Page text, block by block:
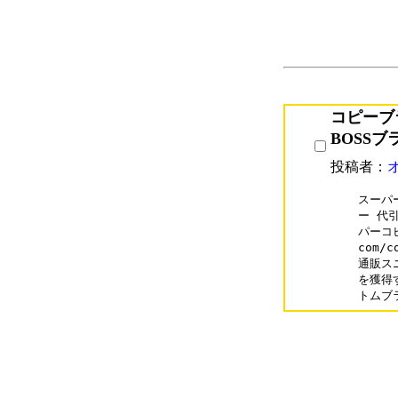
コピー
BOSSブ
投稿者：
スー
ー 代
パーコ
com/
通販ス
を獲
トム